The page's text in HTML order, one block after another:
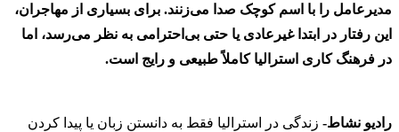
مدیرعامل را با اسم کوچک صدا می‌زنند. برای بسیاری از مهاجران،
این رفتار در ابتدا غیرعادی یا حتی بی‌احترامی به نظر می‌رسد، اما
در فرهنگ کاری استرالیا کاملاً طبیعی و رایج است.
رادیو نشاط- زندگی در استرالیا فقط به دانستن زبان یا پیدا کردن